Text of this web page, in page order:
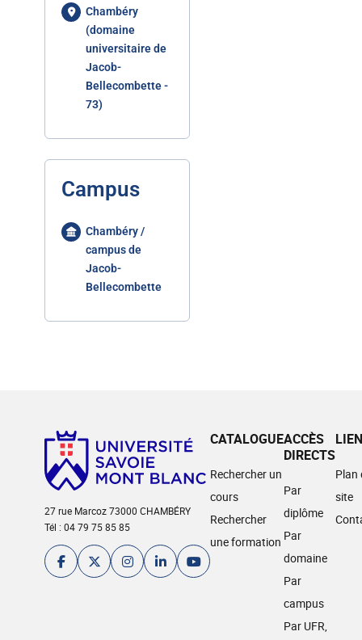
Chambéry
(domaine
universitaire de
Jacob-
Bellecombette -
73)
Campus
Chambéry /
campus de
Jacob-
Bellecombette
27 rue Marcoz 73000 CHAMBÉRY
Tél : 04 79 75 85 85
CATALOGUE
Rechercher un
cours
Rechercher
une formation
ACCÈS
DIRECTS
Par
diplôme
Par
domaine
Par
campus
Par UFR,
Plan
site